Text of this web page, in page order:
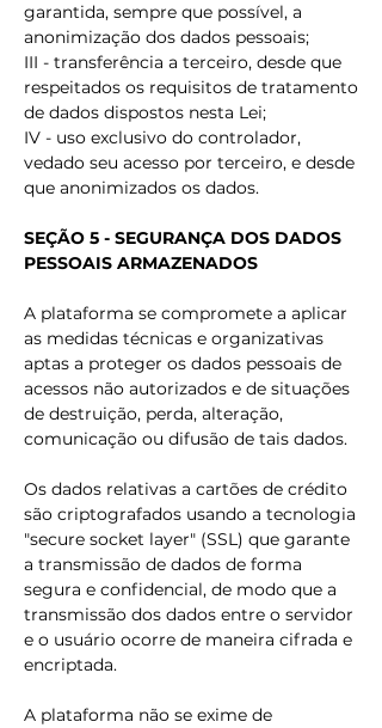
garantida, sempre que possível, a
anonimização dos dados pessoais;
III - transferência a terceiro, desde que
respeitados os requisitos de tratamento
de dados dispostos nesta Lei;
IV - uso exclusivo do controlador,
vedado seu acesso por terceiro, e desde
que anonimizados os dados.
SEÇÃO 5 - SEGURANÇA DOS DADOS
PESSOAIS ARMAZENADOS
A plataforma se compromete a aplicar
as medidas técnicas e organizativas
aptas a proteger os dados pessoais de
acessos não autorizados e de situações
de destruição, perda, alteração,
comunicação ou difusão de tais dados.
Os dados relativas a cartões de crédito
são criptografados usando a tecnologia
"secure socket layer" (SSL) que garante
a transmissão de dados de forma
segura e confidencial, de modo que a
transmissão dos dados entre o servidor
e o usuário ocorre de maneira cifrada e
encriptada.
A plataforma não se exime de